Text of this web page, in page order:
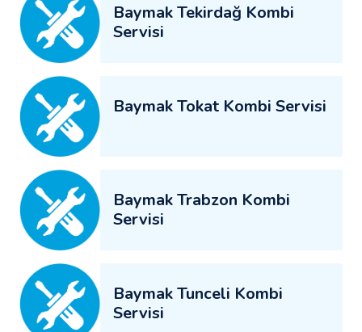
Baymak Tekirdağ Kombi
Servisi
Baymak Tokat Kombi Servisi
Baymak Trabzon Kombi
Servisi
Baymak Tunceli Kombi
Servisi